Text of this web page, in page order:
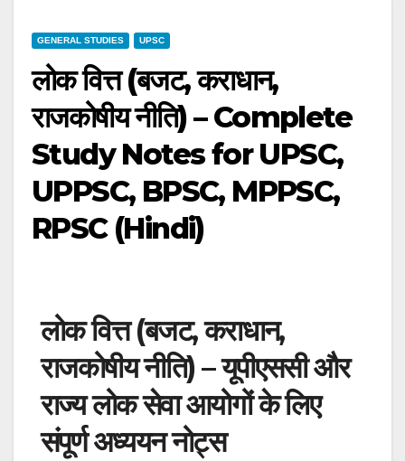
GENERAL STUDIES UPSC
लोक वित्त (बजट, कराधान,
राजकोषीय नीति) – Complete
Study Notes for UPSC,
UPPSC, BPSC, MPPSC,
RPSC (Hindi)
लोक वित्त (बजट, कराधान,
राजकोषीय नीति) – यूपीएससी और
राज्य लोक सेवा आयोगों के लिए
संपूर्ण अध्ययन नोट्स